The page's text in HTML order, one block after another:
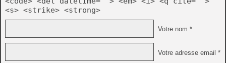
<s> <strike> <strong>
Votre nom *
Votre adresse email *